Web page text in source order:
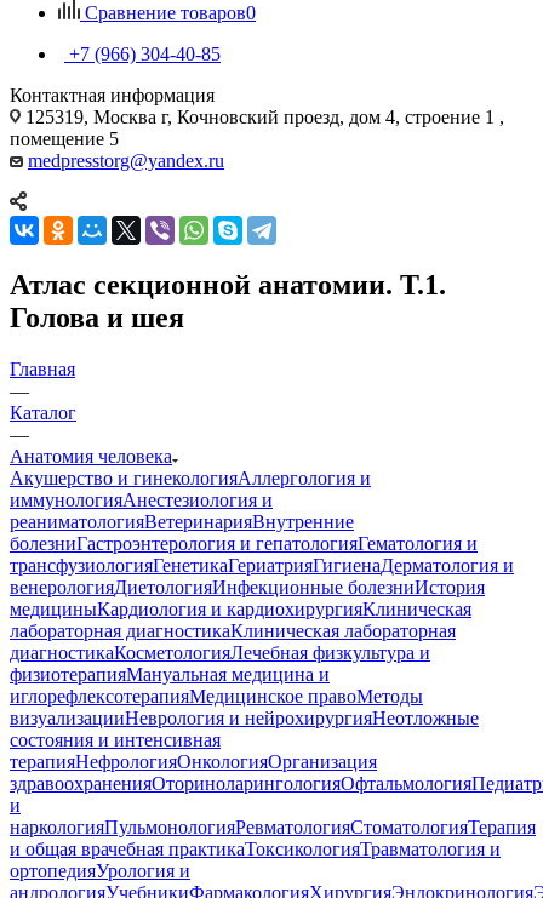
Сравнение товаров0
+7 (966) 304-40-85
Контактная информация
125319, Москва г, Кочновский проезд, дом 4, строение 1 ,
помещение 5
medpresstorg@yandex.ru
Атлас секционной анатомии. Т.1.
Голова и шея
Главная
—
Каталог
—
Анатомия человека
Акушерство и гинекологияАллергология и
иммунологияАнестезиология и
реаниматологияВетеринарияВнутренние
болезниГастроэнтерология и гепатологияГематология и
трансфузиологияГенетикаГериатрияГигиенаДерматология и
венерологияДиетологияИнфекционные болезниИстория
медициныКардиология и кардиохирургияКлиническая
лабораторная диагностикаКлиническая лабораторная
диагностикаКосметологияЛечебная физкультура и
физиотерапияМануальная медицина и
иглорефлексотерапияМедицинское правоМетоды
визуализацииНеврология и нейрохирургияНеотложные
состояния и интенсивная
терапияНефрологияОнкологияОрганизация
здравоохраненияОториноларингологияОфтальмология
и
наркологияПульмонологияРевматологияСтоматологияТерапия
и общая врачебная практикаТоксикологияТравматология и
ортопедияУрология и
андрологияУчебникиФармакологияХирургияЭндокринология